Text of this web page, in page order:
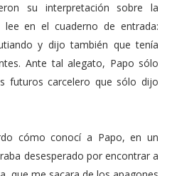
su interpretación sobre la
lee en el cuaderno de entrada:
y dijo también que tenía
Ante tal alegato, Papo sólo
futuros carcelero que sólo dijo
cómo conocí a Papo, en un
desesperado por encontrar a